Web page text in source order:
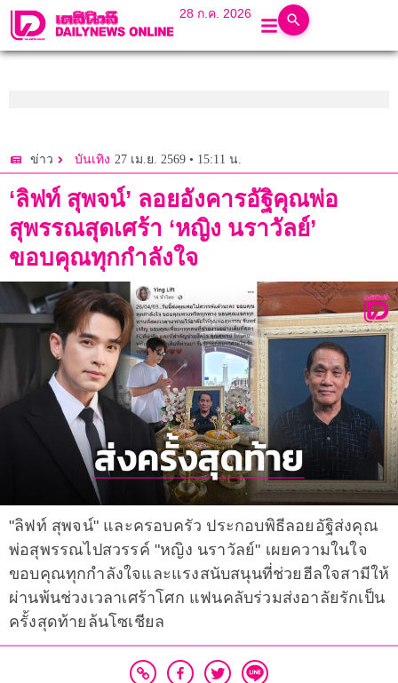
28 ก.ค. 2026
ข่าว บันเทิง 27 เม.ย. 2569 • 15:11 น.
‘ลิฟท์ สุพจน์’ ลอยอังคารอัฐิคุณพ่อ
สุพรรณสุดเศร้า ‘หญิง นราวัลย์’
ขอบคุณทุกกำลังใจ
"ลิฟท์ สุพจน์" และครอบครัว ประกอบพิธีลอยอัฐิส่งคุณ
พ่อสุพรรณไปสวรรค์ "หญิง นราวัลย์" เผยความในใจ
ขอบคุณทุกกำลังใจและแรงสนับสนุนที่ช่วยฮีลใจสามีให้
ผ่านพ้นช่วงเวลาเศร้าโศก แฟนคลับร่วมส่งอาลัยรักเป็น
ครั้งสุดท้ายล้นโซเชียล